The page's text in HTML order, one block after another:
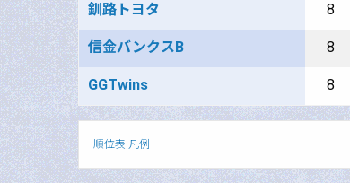
釧路トヨタ 8
信金バンクスB 8
GGTwins 8
順位表 凡例